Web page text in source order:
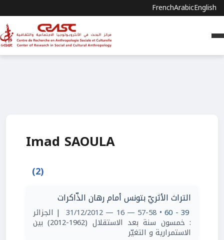
FrenchArabicEnglish
Imad SAOULA
(2)
التراث الأثريّ بتونس أمام رهان الذّاكرات
39 - 60
• 57-58 — 16 — 31/12/2012 | الجزائر
: خمسون سنة بعد الاستقلال (1962-2012) بين
الاستمرارية و التغيّر